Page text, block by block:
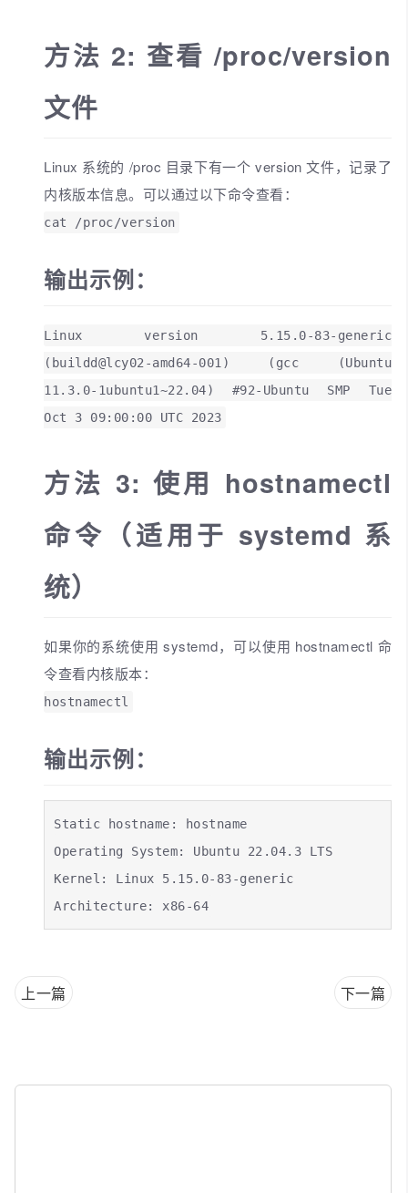
方法 2: 查看 /proc/version
文件
Linux 系统的 /proc 目录下有一个 version 文件，记录了
内核版本信息。可以通过以下命令查看：
cat /proc/version
输出示例：
Linux version 5.15.0-83-generic
(buildd@lcy02-amd64-001) (gcc (Ubuntu
11.3.0-1ubuntu1~22.04) #92-Ubuntu SMP Tue
Oct 3 09:00:00 UTC 2023
方法 3: 使用 hostnamectl
命令（适用于 systemd 系
统）
如果你的系统使用 systemd，可以使用 hostnamectl 命
令查看内核版本：
hostnamectl
输出示例：
Static hostname: hostname
Operating System: Ubuntu 22.04.3 LTS
Kernel: Linux 5.15.0-83-generic
Architecture: x86-64
上一篇 下一篇